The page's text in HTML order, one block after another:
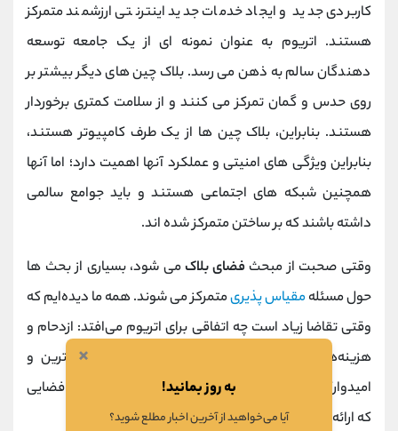
کاربردی جدید و ایجاد خدمات جدید اینترنتی ارزشمند متمرکز
هستند. اتریوم به عنوان نمونه ای از یک جامعه توسعه
دهندگان سالم به ذهن می رسد. بلاک چین های دیگر بیشتر بر
روی حدس و گمان تمرکز می کنند و از سلامت کمتری برخوردار
هستند. بنابراین، بلاک چین ها از یک طرف کامپیوتر هستند،
بنابراین ویژگی های امنیتی و عملکرد آنها اهمیت دارد؛ اما آنها
همچنین شبکه های اجتماعی هستند و باید جوامع سالمی
داشته باشند که بر ساختن متمرکز شده اند.
وقتی صحبت از مبحثفضای بلاکمی شود، بسیاری از بحث ها
حول مسئلهمقیاس پذیریمتمرکز می شوند. همه ما دیده‌ایم که
وقتی تقاضا زیاد است چه اتفاقی برای اتریوم می‌افتد: ازدحام و
هزینه‌های سنگین
می‌کنیم. به نظر شما جالب‌ترین و
امیدوارکننده‌ترین راه‌ها برای مقیاس‌بندی بلاک چین و فضایی
که ارائه می‌دهند چیست؟
×
به روز بمانید!
آیا می‌خواهید از آخرین اخبار مطلع شوید؟